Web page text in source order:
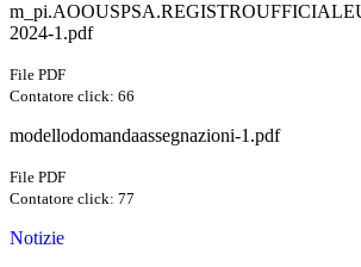
2024-1.pdf
File PDF
Contatore click: 66
modellodomandaassegnazioni-1.pdf
File PDF
Contatore click: 77
Notizie